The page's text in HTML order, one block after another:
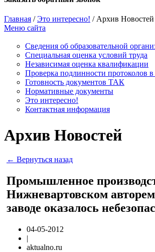
Главная /Это интересно! / Архив Новостей
Меню сайта
Сведения об образовательной
Cпециальная оценка условий труда
Независимая оценка квалификации
Проверка подлинности протоколов
Готовность документов ТАК
Нормативные документы
Это интересно!
Контактная информация
Архив Новостей
← Вернуться назад
Промышленное
Нижневартовском
заводе оказалось
04-05-2012
|
aktualno.ru